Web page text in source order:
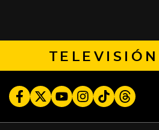
TELEVISIÓN
FacebookTwitterYoutubeInstagram
TikTokThreads